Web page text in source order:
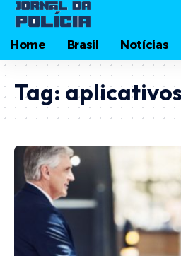
Home Brasil Notícias
Tag: